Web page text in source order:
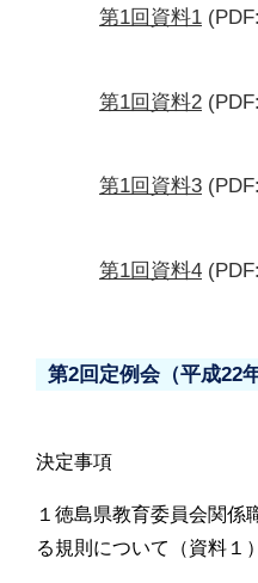
第1回資料1
第1回資料2
第1回資料3
第1回資料4
第2回定例会（平成22
決定事項
１徳島県教育委員会関係
る規則について（資料１）